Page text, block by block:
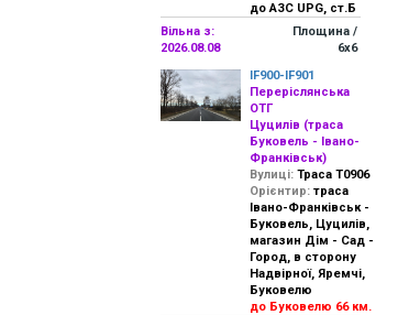
до АЗС UPG, ст.Б
Вільна з:
2026.08.08
Площина /
6х6
IF900-IF901
Переріслянська
ОТГ
Цуцилів (траса
Буковель - Івано-
Франківськ)
Вулиці: Траса Т0906
Орієнтир: траса
Івано-Франківськ -
Буковель, Цуцилів,
магазин Дім - Сад -
Город, в сторону
Надвірної, Яремчі,
Буковелю
до Буковелю 66 км.